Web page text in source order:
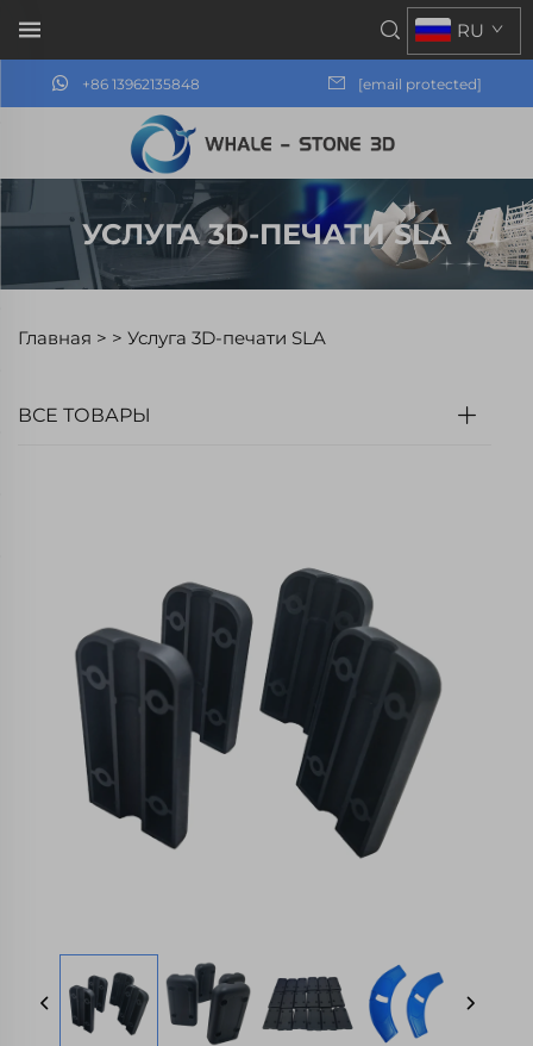
+86 13962135848 [email protected]
RU
УСЛУГА 3D-ПЕЧАТИ SLA
Главная > > Услуга 3D-печати SLA
ВСЕ ТОВАРЫ